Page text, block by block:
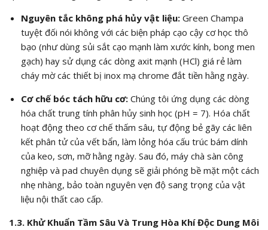
Nguyên tắc không phá hủy vật liệu:Green Champa
tuyệt đối nói không với các biện pháp cạo cậy cơ học thô
bạo (như dùng sủi sắt cạo mạnh làm xước kính, bong men
gạch) hay sử dụng các dòng axit mạnh (HCl) giá rẻ làm
cháy mờ các thiết bị inox mạ chrome đắt tiền hằng ngày.
Cơ chế bóc tách hữu cơ:Chúng tôi ứng dụng các dòng
hóa chất trung tính phân hủy sinh học (pH = 7). Hóa chất
hoạt động theo cơ chế thấm sâu, tự động bẻ gãy các liên
kết phân tử của vết bẩn, làm lỏng hóa cấu trúc bám dính
của keo, sơn, mỡ hằng ngày. Sau đó, máy chà sàn công
nghiệp và pad chuyên dụng sẽ giải phóng bề mặt một cách
nhẹ nhàng, bảo toàn nguyên vẹn độ sang trọng của vật
liệu nội thất cao cấp.
1.3. Khử Khuẩn Tầm Sâu Và Trung Hòa Khí Độc Dung Môi